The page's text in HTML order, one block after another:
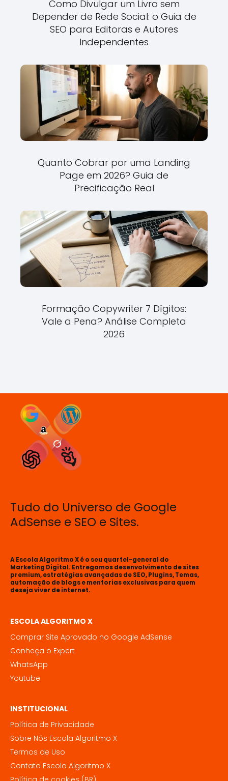
Como Divulgar um Livro sem
Depender de Rede Social: o Guia de
SEO para Editoras e Autores
Independentes
Quanto Cobrar por uma Landing
Page em 2026? Guia de
Precificação Real
Formação Copywriter 7 Dígitos:
Vale a Pena? Análise Completa
2026
Tudo do Universo de Google
AdSense e SEO e Sites.
A Escola Algoritmo X é o seu quartel-general do
Marketing Digital. Entregamos desenvolvimento de sites
premium, estratégias avançadas de SEO, Plugins, Temas,
automação de blogs e mentorias exclusivas para quem
deseja viver de internet.
ESCOLA ALGORITMO X
Comprar Site Aprovado no Google AdSense
Conheça o Expert
WhatsApp
Youtube
INSTITUCIONAL
Política de Privacidade
Sobre Nós Escola Algoritmo X
Termos de Uso
Contato Escola Algoritmo X